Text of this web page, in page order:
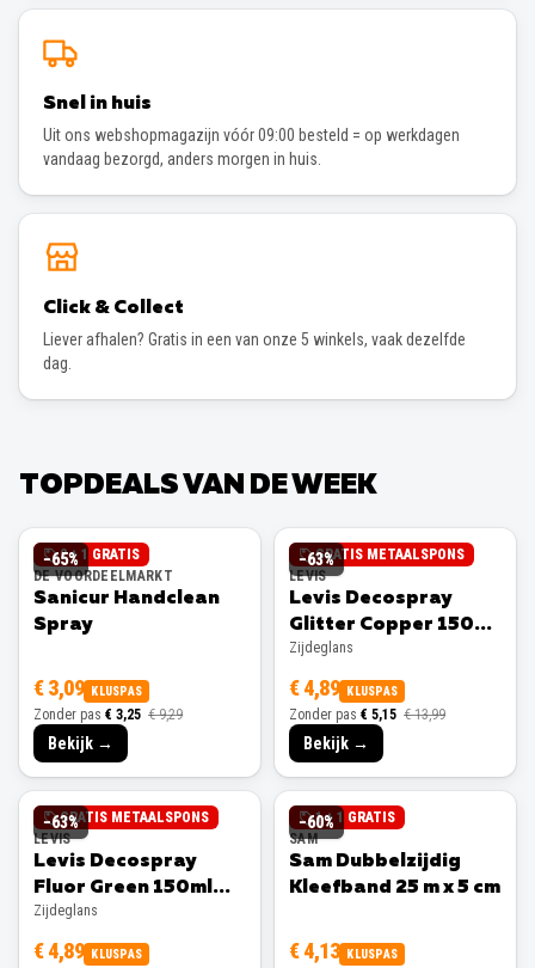
Snel in huis
Uit ons webshopmagazijn vóór 09:00 besteld = op werkdagen
vandaag bezorgd, anders morgen in huis.
Click & Collect
Liever afhalen? Gratis in een van onze 5 winkels, vaak dezelfde
dag.
TOPDEALS VAN DE WEEK
−65%
2 + 1 GRATIS
DE VOORDEELMARKT
Sanicur Handclean
Spray
€ 3,09 KLUSPAS
Zonder pas € 3,25 € 9,29
Bekijk →
−63%
GRATIS METAALSPONS
LEVIS
Levis Decospray
Glitter Copper 150ml
Zijdeglans
Zijdeglans
€ 4,89 KLUSPAS
Zonder pas € 5,15 € 13,99
Bekijk →
−63%
GRATIS METAALSPONS
LEVIS
Levis Decospray
Fluor Green 150ml
Zijdeglans
Zijdeglans
€ 4,89 KLUSPAS
−60%
1 + 1 GRATIS
SAM
Sam Dubbelzijdig
Kleefband 25 m x 5 cm
€ 4,13 KLUSPAS